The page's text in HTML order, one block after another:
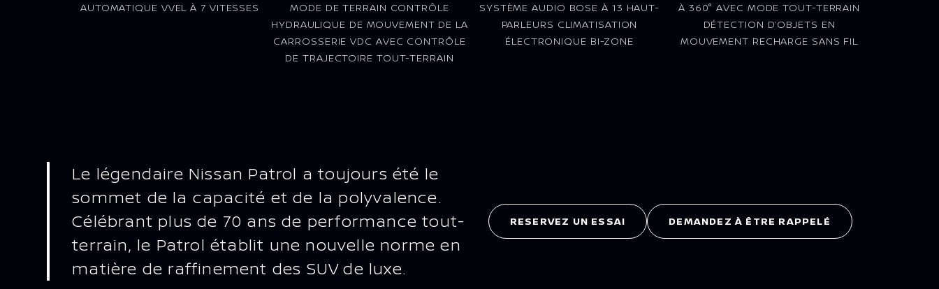
AUTOMATIQUE VVEL À 7 VITESSES
MODE DE TERRAIN CONTRÔLE
HYDRAULIQUE DE MOUVEMENT DE LA
CARROSSERIE VDC AVEC CONTRÔLE
DE TRAJECTOIRE TOUT-TERRAIN
SYSTÈME AUDIO BOSE À 13 HAUT-
PARLEURS CLIMATISATION
ÉLECTRONIQUE BI-ZONE
À 360° AVEC MODE TOUT-TERRAIN
DÉTECTION D’OBJETS EN
MOUVEMENT RECHARGE SANS FIL
Le légendaire Nissan Patrol a toujours été le
sommet de la capacité et de la polyvalence.
Célébrant plus de 70 ans de performance tout-
terrain, le Patrol établit une nouvelle norme en
matière de raffinement des SUV de luxe.
RESERVEZ UN ESSAI DEMANDEZ À ÊTRE RAPPELÉ